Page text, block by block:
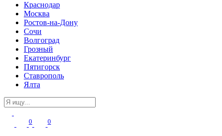
Краснодар
Москва
Ростов-на-Дону
Сочи
Волгоград
Грозный
Екатеринбург
Пятигорск
Ставрополь
Ялта
0 0